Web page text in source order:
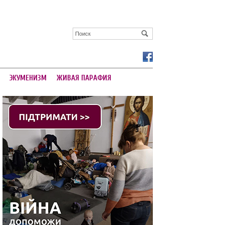
ЭКУМЕНИЗМ ЖИВАЯ ПАРАФИЯ